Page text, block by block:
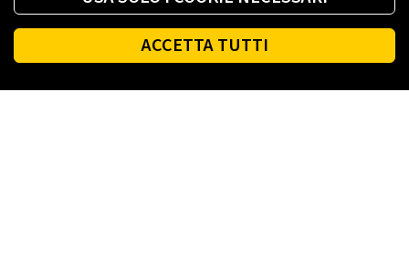
ACCETTA TUTTI